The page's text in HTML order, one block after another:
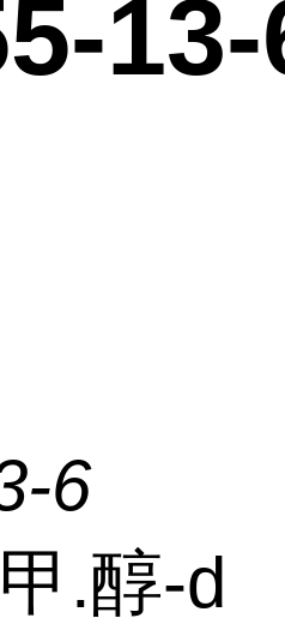
6
.醇-d